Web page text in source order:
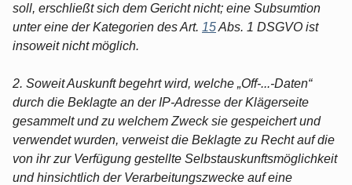
soll, erschließt sich dem Gericht nicht; eine Subsumtion
unter eine der Kategorien des Art. 15Abs. 1 DSGVO ist
insoweit nicht möglich.
2. Soweit Auskunft begehrt wird, welche „Off-...-Daten“
durch die Beklagte an der IP-Adresse der Klägerseite
gesammelt und zu welchem Zweck sie gespeichert und
verwendet wurden, verweist die Beklagte zu Recht auf die
von ihr zur Verfügung gestellte Selbstauskunftsmöglichkeit
und hinsichtlich der Verarbeitungszwecke auf eine